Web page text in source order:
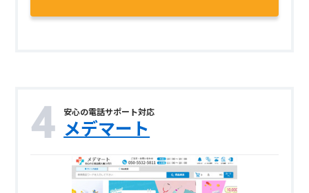
安心の電話サポート対応
メデマート